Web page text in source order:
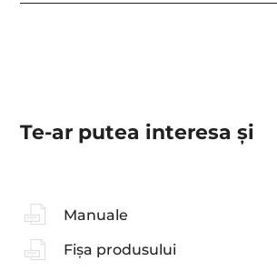
Te-ar putea interesa şi
Manuale
Fișa produsului